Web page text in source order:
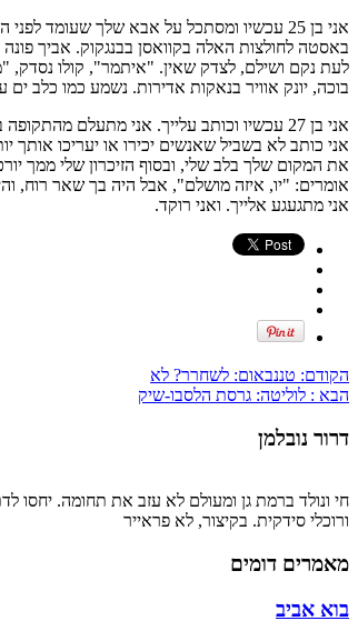
אני בן 25 עכשיו ומסתכל על אבא שלך
באסטה לחולצות האלה בקוואסן בבנגקוק. אביך
לעת נקם ושילם, לצדק שאין. "איתמר", קולו נסדק,
בוכה, יונק אוויר בנאקות אדירות. נשמע כמו כלב
אני בן 27 עכשיו וכותב עלייך. אני
אני כותב לא בשביל שאנשים יכירו או יעריכו אותך
את המקום שלך בלב שלי, ובסוף הזיכרון שלי ממך
אומרים: "יו, איזה מושלם", אבל היה בך שאר רוח,
אני מתגעגע אלייך. ואני רוקד.
הקודם: טננבאום: לשחרר? לא
הבא : לוליטה: גרסת הלסבו-שיק
דרור נובלמן
חי ונולד ברמת גן ומעולם לא עזב את תחומה. יחסו
ורוכלי סידקית. בקיצור, לא פראייר
מאמרים דומים
בוא אביב